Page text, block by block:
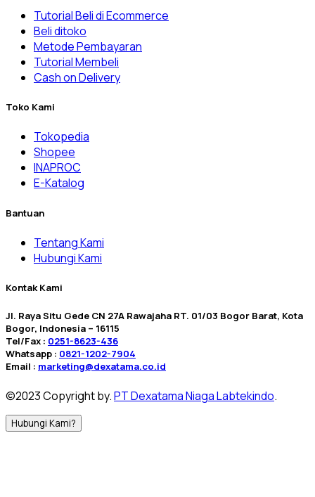
Tutorial Beli di Ecommerce
Beli ditoko
Metode Pembayaran
Tutorial Membeli
Cash on Delivery
Toko Kami
Tokopedia
Shopee
INAPROC
E-Katalog
Bantuan
Tentang Kami
Hubungi Kami
Kontak Kami
Jl. Raya Situ Gede CN 27A Rawajaha RT. 01/03 Bogor Barat, Kota
Bogor, Indonesia – 16115
Tel/Fax : 0251-8623-436
Whatsapp : 0821-1202-7904
Email : marketing@dexatama.co.id
©2023 Copyright by.PT Dexatama Niaga Labtekindo.
Hubungi Kami?